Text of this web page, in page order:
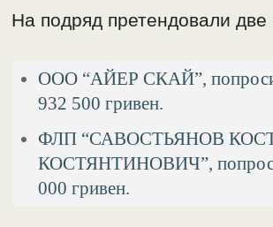
На подряд претендовали две
ООО “АЙЕР СКАЙ”,
932 500 гривен.
ФЛП “САВОСТЬЯНОВ
КОСТЯНТИНОВИЧ”,
000 гривен.